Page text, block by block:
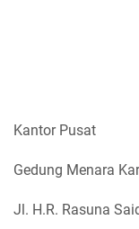
Kantor Pusat
Gedung Menara
Jl. H.R. Rasuna